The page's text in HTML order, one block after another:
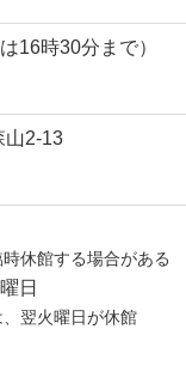
16時30分まで）
山2-13
休館する場合がある
日
翌火曜日が休館